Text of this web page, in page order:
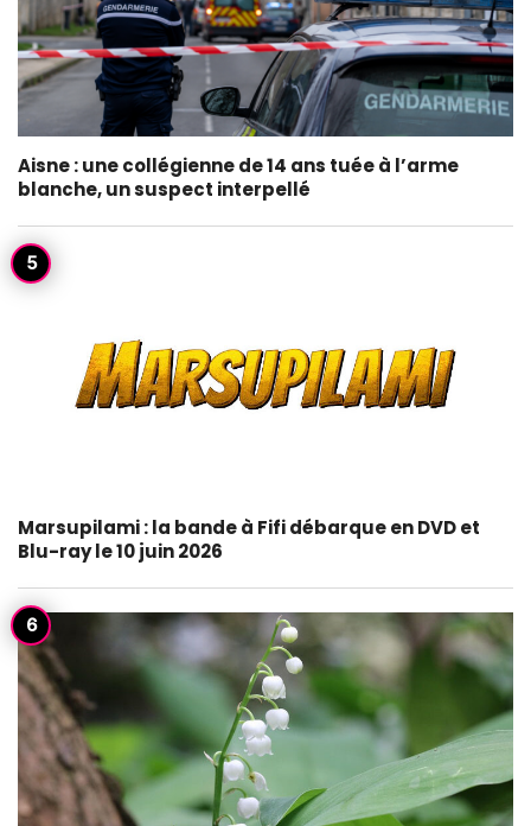
Aisne : une collégienne de 14 ans tuée à l’arme
blanche, un suspect interpellé
Marsupilami : la bande à Fifi débarque en DVD et
Blu-ray le 10 juin 2026